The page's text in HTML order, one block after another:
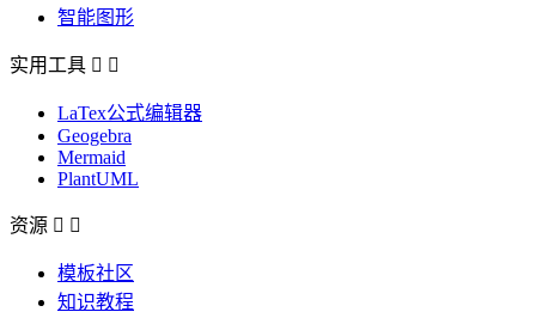
智能图形
实用工具  
LaTex公式编辑器
Geogebra
Mermaid
PlantUML
资源  
模板社区
知识教程